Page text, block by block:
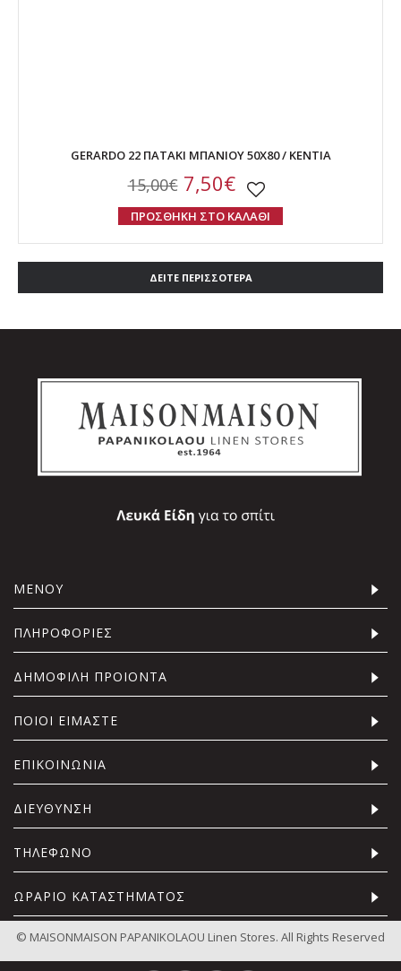
GERARDO 22 ΠΑΤΑΚΙ ΜΠΑΝΙΟΥ 50Χ80 / ΚΕΝΤΙΑ
15,00€7,50€
ΠΡΟΣΘΗΚΗ ΣΤΟ ΚΑΛΑΘΙ
ΔΕΙΤΕ ΠΕΡΙΣΣΟΤΕΡΑ
ΜΕΝΟΥ
ΠΛΗΡΟΦΟΡΙΕΣ
ΔΗΜΟΦΙΛΗ ΠΡΟΙΟΝΤΑ
ΠΟΙΟΙ ΕΙΜΑΣΤΕ
ΕΠΙΚΟΙΝΩΝΙΑ
ΔΙΕΥΘΥΝΣΗ
ΤΗΛΕΦΩΝΟ
ΩΡΑΡΙΟ ΚΑΤΑΣΤΗΜΑΤΟΣ
© MAISONMAISON PAPANIKOLAOU Linen Stores. All Rights Reserved